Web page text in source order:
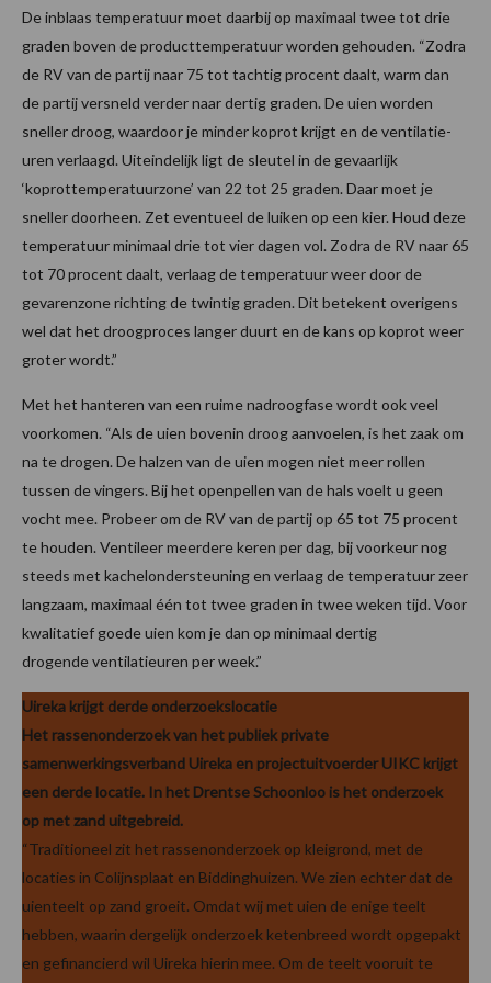
De inblaas temperatuur moet daarbij op maximaal twee tot drie
graden boven de producttemperatuur worden gehouden. “Zodra
de RV van de partij naar 75 tot tachtig procent daalt, warm dan
de partij versneld verder naar dertig graden. De uien worden
sneller droog, waardoor je minder koprot krijgt en de ventilatie-
uren verlaagd. Uiteindelijk ligt de sleutel in de gevaarlijk
‘koprottemperatuurzone’ van 22 tot 25 graden. Daar moet je
sneller doorheen. Zet eventueel de luiken op een kier. Houd deze
temperatuur minimaal drie tot vier dagen vol. Zodra de RV naar 65
tot 70 procent daalt, verlaag de temperatuur weer door de
gevarenzone richting de twintig graden. Dit betekent overigens
wel dat het droogproces langer duurt en de kans op koprot weer
groter wordt.”
Met het hanteren van een ruime nadroogfase wordt ook veel
voorkomen. “Als de uien bovenin droog aanvoelen, is het zaak om
na te drogen. De halzen van de uien mogen niet meer rollen
tussen de vingers. Bij het openpellen van de hals voelt u geen
vocht mee. Probeer om de RV van de partij op 65 tot 75 procent
te houden. Ventileer meerdere keren per dag, bij voorkeur nog
steeds met kachelondersteuning en verlaag de temperatuur zeer
langzaam, maximaal één tot twee graden in twee weken tijd. Voor
kwalitatief goede uien kom je dan op minimaal dertig
drogende ventilatieuren per week.”
Uireka krijgt derde onderzoekslocatie
Het rassenonderzoek van het publiek private
samenwerkingsverband Uireka en projectuitvoerder UIKC krijgt
een derde locatie. In het Drentse Schoonloo is het onderzoek
op met zand uitgebreid.
“Traditioneel zit het rassenonderzoek op kleigrond, met de
locaties in Colijnsplaat en Biddinghuizen. We zien echter dat de
uienteelt op zand groeit. Omdat wij met uien de enige teelt
hebben, waarin dergelijk onderzoek ketenbreed wordt opgepakt
en gefinancierd wil Uireka hierin mee. Om de teelt vooruit te